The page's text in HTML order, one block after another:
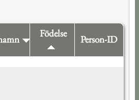
Födelse Person-ID